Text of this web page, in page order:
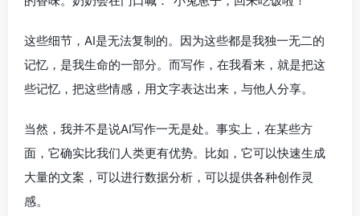
这些细节，AI是无法复制的。因为这些都是我独一无二的
记忆，是我生命的一部分。而写作，在我看来，就是把这
些记忆，把这些情感，用文字表达出来，与他人分享。
当然，我并不是说AI写作一无是处。事实上，在某些方
面，它确实比我们人类更有优势。比如，它可以快速生成
大量的文案，可以进行数据分析，可以提供各种创作灵
感。